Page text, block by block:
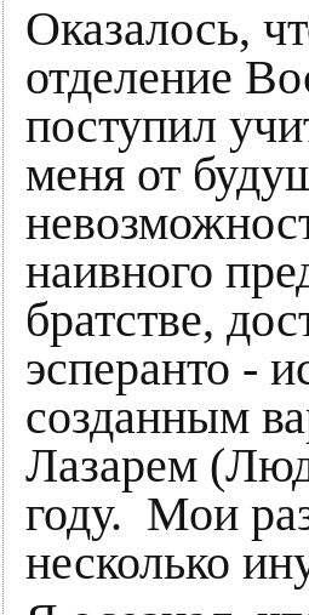
Оказалось,
отделение
поступил
меня от
наивного
братстве,
эсперанто -
созданным
Лазарем
году. Мои
несколько